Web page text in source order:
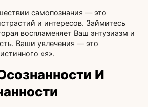
самопознания — это
и интересов. Займитесь
воспламеняет Ваш энтузиазм и
Ваши увлечения — это
«я».
И